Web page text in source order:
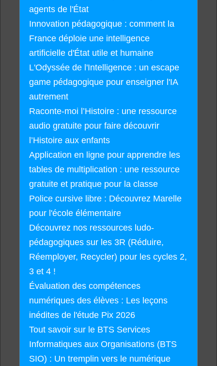
agents de l'État
Innovation pédagogique : comment la
France déploie une intelligence
artificielle d'État utile et humaine
L'Odyssée de l'Intelligence : un escape
game pédagogique pour enseigner l'IA
autrement
Raconte-moi l’Histoire : une ressource
audio gratuite pour faire découvrir
l’Histoire aux enfants
Application en ligne pour apprendre les
tables de multiplication : une ressource
gratuite et pratique pour la classe
Police cursive libre : Découvrez Marelle
pour l'école élémentaire
Découvrez nos ressources ludo-
pédagogiques sur les 3R (Réduire,
Réemployer, Recycler) pour les cycles 2,
3 et 4 !
Évaluation des compétences
numériques des élèves : Les leçons
inédites de l'étude Pix 2026
Tout savoir sur le BTS Services
Informatiques aux Organisations (BTS
SIO) : Un tremplin vers le numérique